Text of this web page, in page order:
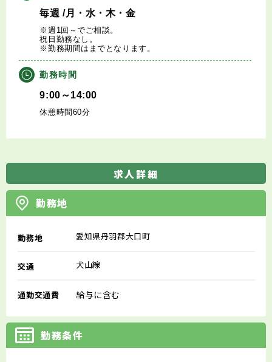
毎週 /月・水・木・金
※週1回～でご相談。
祝日勤務なし。
※勤務期間はまでとなります。
勤務時間
9:00～14:00
休憩時間60分
求人詳細
勤務地
勤務地 愛知県丹羽郡大口町
交通 犬山線
通勤交通費 給与に含む
勤務条件